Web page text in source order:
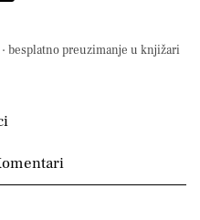
· besplatno preuzimanje u knjižari